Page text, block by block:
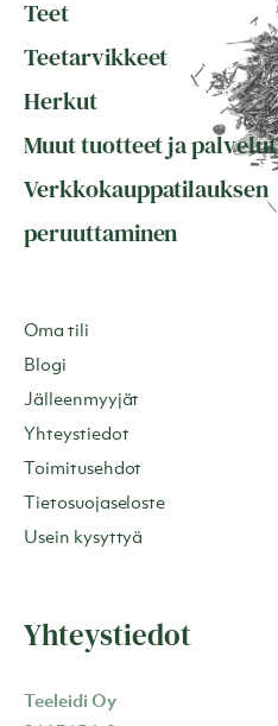
Teet
Teetarvikkeet
Herkut
Muut tuotteet ja palvelut
Verkkokauppatilauksen
peruuttaminen
Oma tili
Blogi
Jälleenmyyjät
Yhteystiedot
Toimitusehdot
Tietosuojaseloste
Usein kysyttyä
Yhteystiedot
Teeleidi Oy